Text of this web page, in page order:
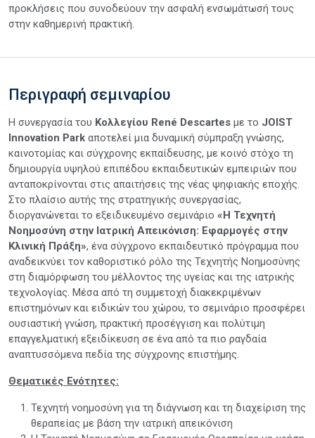
προκλήσεις που συνοδεύουν την ασφαλή ενσωμάτωσή τους
στην καθημερινή πρακτική.
Περιγραφή σεμιναρίου
Η συνεργασία του Κολλεγίου René Descartes με το JOIST
Innovation Park αποτελεί μια δυναμική σύμπραξη γνώσης,
καινοτομίας και σύγχρονης εκπαίδευσης, με κοινό στόχο τη
δημιουργία υψηλού επιπέδου εκπαιδευτικών εμπειριών που
ανταποκρίνονται στις απαιτήσεις της νέας ψηφιακής εποχής.
Στο πλαίσιο αυτής της στρατηγικής συνεργασίας,
διοργανώνεται το εξειδικευμένο σεμινάριο «Η Τεχνητή
Νοημοσύνη στην Ιατρική Απεικόνιση: Εφαρμογές στην
Κλινική Πράξη», ένα σύγχρονο εκπαιδευτικό πρόγραμμα που
αναδεικνύει τον καθοριστικό ρόλο της Τεχνητής Νοημοσύνης
στη διαμόρφωση του μέλλοντος της υγείας και της ιατρικής
τεχνολογίας. Μέσα από τη συμμετοχή διακεκριμένων
επιστημόνων και ειδικών του χώρου, το σεμινάριο προσφέρει
ουσιαστική γνώση, πρακτική προσέγγιση και πολύτιμη
επαγγελματική εξειδίκευση σε ένα από τα πιο ραγδαία
αναπτυσσόμενα πεδία της σύγχρονης επιστήμης.
Θεματικές Ενότητες:
Τεχνητή νοημοσύνη για τη διάγνωση και τη διαχείριση της
θεραπείας με βάση την ιατρική απεικόνιση